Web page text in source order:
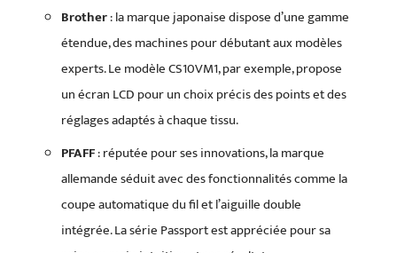
Brother: la marque japonaise dispose d’une gamme
étendue, des machines pour débutant aux modèles
experts. Le modèle CS10VM1, par exemple, propose
un écran LCD pour un choix précis des points et des
réglages adaptés à chaque tissu.
PFAFF: réputée pour ses innovations, la marque
allemande séduit avec des fonctionnalités comme la
coupe automatique du fil et l’aiguille double
intégrée. La série Passport est appréciée pour sa